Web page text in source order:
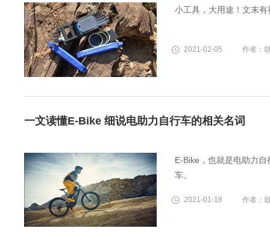
小工具，大用途！文末有
2021-02-05 作者：
一文读懂E-Bike 细说电助力自行车的相关名词
E-Bike，也就是电助力
车。
2021-01-18 作者：